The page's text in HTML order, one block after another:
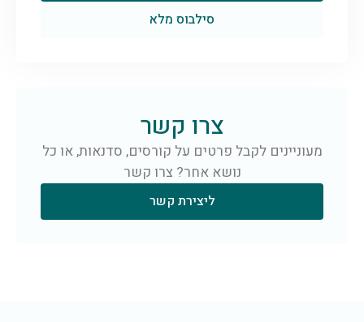
סילבוס מלא
צרו קשר
מעוניינים לקבל פרטים על קורסים, סדנאות, או כל
נושא אחר? צרו קשר
ליצירת קשר